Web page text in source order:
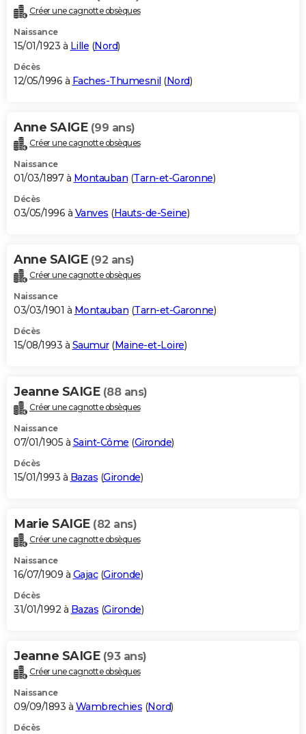
Créer une cagnotte obsèques
Naissance
15/01/1923 à Lille (Nord)
Décès
12/05/1996 à Faches-Thumesnil (Nord)
Anne SAIGE (99 ans)
Créer une cagnotte obsèques
Naissance
01/03/1897 à Montauban (Tarn-et-Garonne)
Décès
03/05/1996 à Vanves (Hauts-de-Seine)
Anne SAIGE (92 ans)
Créer une cagnotte obsèques
Naissance
03/03/1901 à Montauban (Tarn-et-Garonne)
Décès
15/08/1993 à Saumur(Maine-et-Loire)
Jeanne SAIGE (88 ans)
Créer une cagnotte obsèques
Naissance
07/01/1905 à Saint-Côme (Gironde)
Décès
15/01/1993 à Bazas (Gironde)
Marie SAIGE (82 ans)
Créer une cagnotte obsèques
Naissance
16/07/1909 à Gajac(Gironde)
Décès
31/01/1992 à Bazas (Gironde)
Jeanne SAIGE (93 ans)
Créer une cagnotte obsèques
Naissance
09/09/1893 à Wambrechies (Nord)
Décès